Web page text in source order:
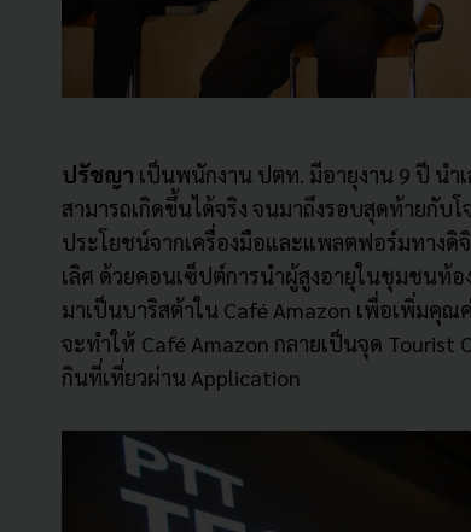
ปรัชญา เป็นพนักงาน ปตท. มีอายุงาน 9 ปี นำ
สามารถเกิดขึ้นได้จริง จนมาถึงรอบสุดท้ายกับโ
ประโยชน์จากเครื่องมือและแพลตฟอร์มทางดิ
เลิศ ด้วยคอนเซ็ปต์การนำผู้สูงอายุในชุมชนท้อ
มาเป็นบาริสต้าใน Café Amazon เพื่อเพิ่มคุณ
จะทำให้ Café Amazon กลายเป็นจุด Tourist
กินที่เที่ยวผ่าน Application